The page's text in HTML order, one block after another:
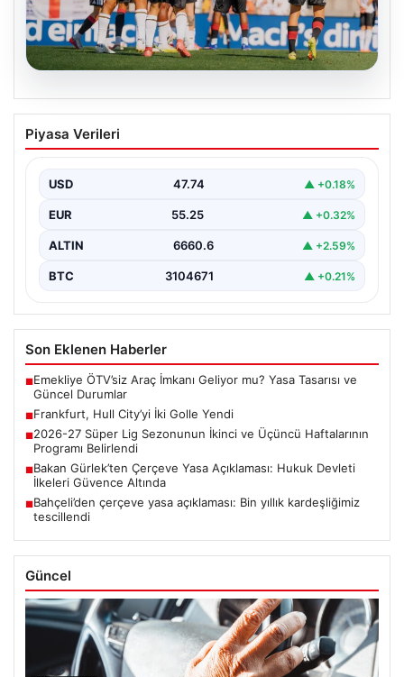
08.08.2026
Frankfurt, Hull City’yi İki Golle Yendi
Alman kulübü Eintracht Frankfurt, hazırlık dönemi
Piyasa Verileri
USD 47.74 ▲ +0.18%
EUR 55.25 ▲ +0.32%
ALTIN 6660.6 ▲ +2.59%
BTC 3104671 ▲ +0.21%
Son Eklenen Haberler
■Emekliye ÖTV’siz Araç İmkanı Geliyor mu? Yasa Tasarısı ve
Güncel Durumlar
■Frankfurt, Hull City’yi İki Golle Yendi
■2026-27 Süper Lig Sezonunun İkinci ve Üçüncü Haftalarının
Programı Belirlendi
■Bakan Gürlek’ten Çerçeve Yasa Açıklaması: Hukuk Devleti
İlkeleri Güvence Altında
■Bahçeli’den çerçeve yasa açıklaması: Bin yıllık kardeşliğimiz
tescillendi
Güncel